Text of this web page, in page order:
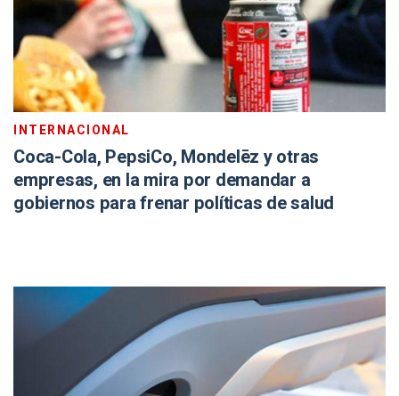
INTERNACIONAL
Coca-Cola, PepsiCo, Mondelēz y otras
empresas, en la mira por demandar a
gobiernos para frenar políticas de salud